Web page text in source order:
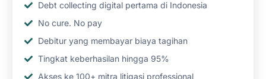
Debt collecting digital pertama di Indonesia
No cure. No pay
Debitur yang membayar biaya tagihan
Tingkat keberhasilan hingga 95%
Akses ke 100+ mitra litigasi professional